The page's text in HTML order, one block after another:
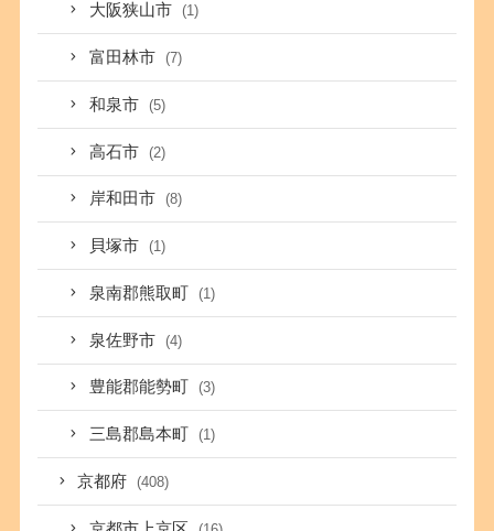
大阪狭山市 (1)
富田林市 (7)
和泉市 (5)
高石市 (2)
岸和田市 (8)
貝塚市 (1)
泉南郡熊取町 (1)
泉佐野市 (4)
豊能郡能勢町 (3)
三島郡島本町 (1)
京都府 (408)